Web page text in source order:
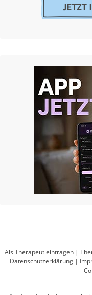
Als Therapeut eintragen |
Datenschutzerklärung|